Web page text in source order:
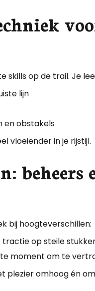
skills op de trail. Je
lijn
en obstakels
vloeiender in je rijstijl.
beheers
bij hoogteverschillen:
tractie op steile
moment om te
plezier omhoog én